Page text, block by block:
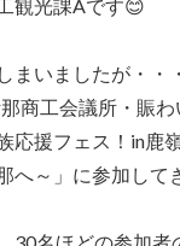
観光課Aです😊
まいましたが・・・
商工会議所・賑
応援フェス！in鹿
へ～」に参加して
30名ほどの参加者